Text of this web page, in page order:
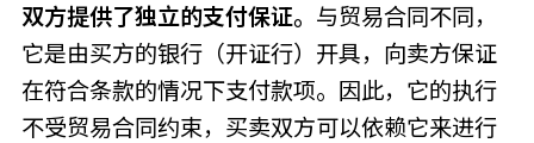
双方提供了独立的支付保证。 与贸易合同不同，
它是由买方的银行（开证行）开具，向卖方保证
在符合条款的情况下支付款项。因此，它的执行
不受贸易合同约束，买卖双方可以依赖它来进行